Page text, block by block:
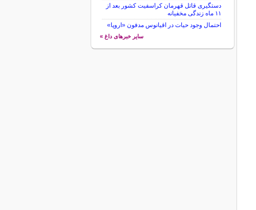
دستگیری قاتل قهرمان کراسفیت کشور بعد از
۱۱ ماه زندگی مخفیانه
احتمال وجود حیات در اقیانوس مدفون «اروپا»
سایر خبرهای داغ »